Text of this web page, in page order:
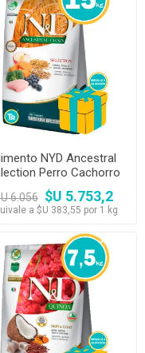
NYD Ancestral
Perro Cachorro
Razas Medianas 15 kg
6.056 $U 5.753,2
a $U 383,55 por 1 kg